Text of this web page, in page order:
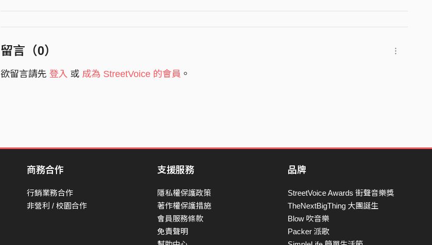
留言（0）
欲留言請先 登入 或 成為 StreetVoice 的會員 。
商務合作
行銷業務合作
非營利 / 校園合作
支援服務
隱私權保護政策
著作權保護措施
會員服務條款
免責聲明
品牌
StreetVoice Awards 街聲音樂獎
TheNextBigThing 大團誕生
Blow 吹音樂
Packer 派歌